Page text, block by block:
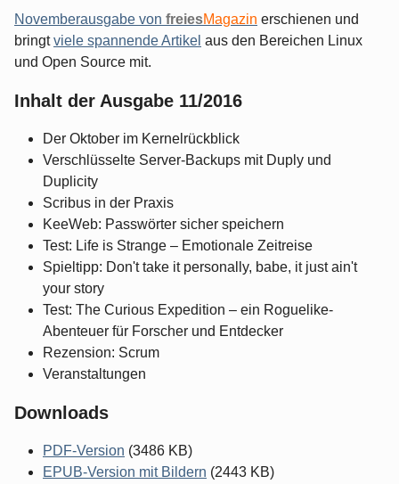
Novemberausgabe von freiesMagazin erschienen und
bringtviele spannende Artikel aus den Bereichen Linux
und Open Source mit.
Inhalt der Ausgabe 11/2016
Der Oktober im Kernelrückblick
Verschlüsselte Server-Backups mit Duply und
Duplicity
Scribus in der Praxis
KeeWeb: Passwörter sicher speichern
Test: Life is Strange – Emotionale Zeitreise
Spieltipp: Don't take it personally, babe, it just ain't
your story
Test: The Curious Expedition – ein Roguelike-
Abenteuer für Forscher und Entdecker
Rezension: Scrum
Veranstaltungen
Downloads
PDF-Version (3486 KB)
EPUB-Version mit Bildern (2443 KB)